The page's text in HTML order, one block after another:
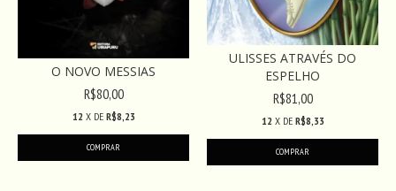
O NOVO MESSIAS
R$80,00
12 X DE R$8,23
ULISSES ATRAVÉS DO
ESPELHO
R$81,00
12 X DE R$8,33